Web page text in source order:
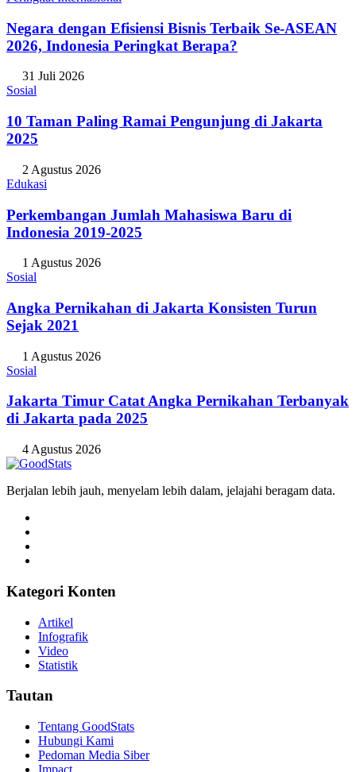
Negara dengan Efisiensi Bisnis Terbaik Se-ASEAN
2026, Indonesia Peringkat Berapa?
31 Juli 2026
Sosial
10 Taman Paling Ramai Pengunjung di Jakarta
2025
2 Agustus 2026
Edukasi
Perkembangan Jumlah Mahasiswa Baru di
Indonesia 2019-2025
1 Agustus 2026
Sosial
Angka Pernikahan di Jakarta Konsisten Turun
Sejak 2021
1 Agustus 2026
Sosial
Jakarta Timur Catat Angka Pernikahan Terbanyak
di Jakarta pada 2025
4 Agustus 2026
Berjalan lebih jauh, menyelam lebih dalam, jelajahi beragam data.
Kategori Konten
Artikel
Infografik
Video
Statistik
Tautan
Tentang GoodStats
Hubungi Kami
Pedoman Media Siber
Impact